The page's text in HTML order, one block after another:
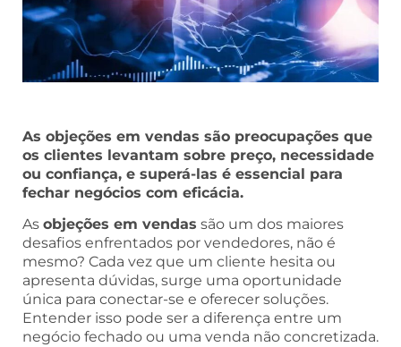
As objeções em vendas são preocupações que
os clientes levantam sobre preço, necessidade
ou confiança, e superá-las é essencial para
fechar negócios com eficácia.
As objeções em vendas são um dos maiores
desafios enfrentados por vendedores, não é
mesmo? Cada vez que um cliente hesita ou
apresenta dúvidas, surge uma oportunidade
única para conectar-se e oferecer soluções.
Entender isso pode ser a diferença entre um
negócio fechado ou uma venda não concretizada.